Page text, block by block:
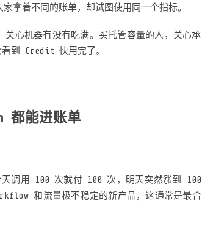
着不同的账单，却试图使用同一个指标。
心机器有没有吃满。买托管容量的人，关心承
看到 Credit 快用完了。
都能进账单
天调用 100 次就付 100 次，明天突然涨到 100
和流量极不稳定的新产品，这通常是最合